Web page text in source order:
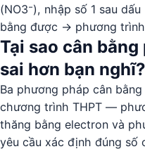
(NO3⁻), nhập số 1 sau
bằng được → phương
Tại sao cân
sai hơn bạn nghĩ?
Ba phương pháp cân
chương trình THPT —
thăng bằng electron và
yêu cầu xác định đúng